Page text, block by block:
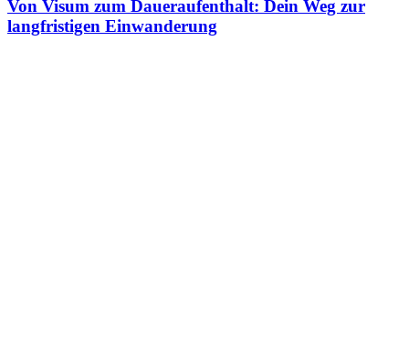
Von Visum zum Daueraufenthalt: Dein Weg zur
langfristigen Einwanderung